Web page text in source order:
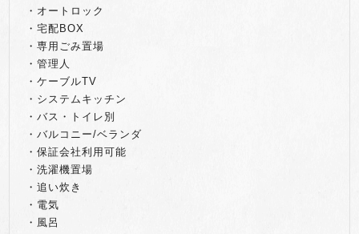
・オートロック
・宅配BOX
・専用ごみ置場
・管理人
・ケーブルTV
・システムキッチン
・バス・トイレ別
・バルコニー/ベランダ
・保証会社利用可能
・洗濯機置場
・追い炊き
・電気
・風呂